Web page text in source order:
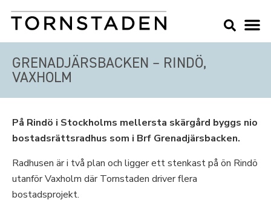
GRENADJÄRSBACKEN – RINDÖ,
VAXHOLM
På Rindö i Stockholms mellersta skärgård byggs nio
bostadsrättsradhus som i Brf Grenadjärsbacken.
Radhusen är i två plan och ligger ett stenkast på ön Rindö
utanför Vaxholm där Tornstaden driver flera
bostadsprojekt.